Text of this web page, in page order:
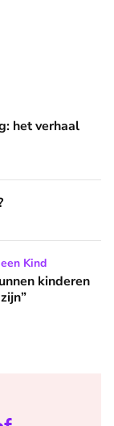
Geeske Zijp
het verhaal
in Zuid-Soedan
Kind
kinderen